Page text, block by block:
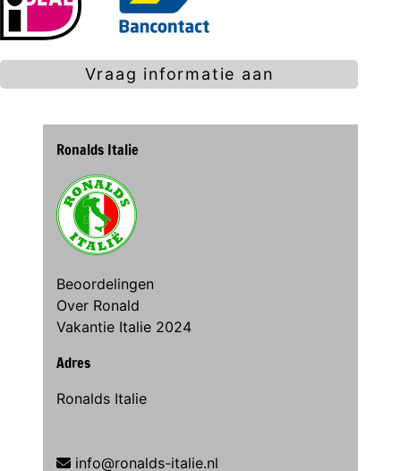
Vraag informatie aan
Ronalds Italie
Beoordelingen
Over Ronald
Vakantie Italie 2024
Adres
Ronalds Italie
info@ronalds-italie.nl